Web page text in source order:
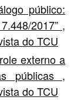
público:
2017” ,
do TCU
externo a
públicas ,
do TCU